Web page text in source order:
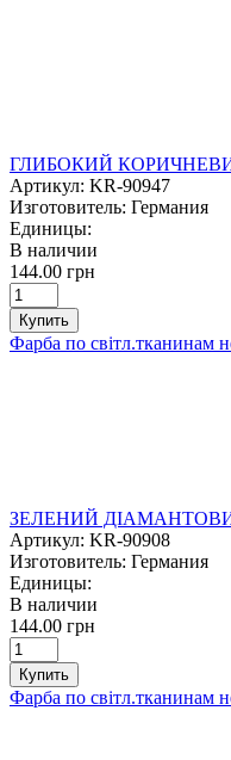
ГЛИБОКИЙ
Артикул: KR-90947
Изготовитель: Германия
Единицы:
В наличии
144.00 грн
Купить
Фарба по світл.тканинам
ЗЕЛЕНИЙ
Артикул: KR-90908
Изготовитель: Германия
Единицы:
В наличии
144.00 грн
Купить
Фарба по світл.тканинам